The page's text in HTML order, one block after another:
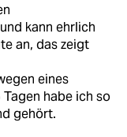
kann ehrlich
an, das zeigt
eines
Tagen habe ich so
gehört.